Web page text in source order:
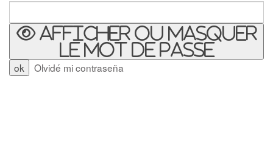
Afficher ou masquer
le mot de passe
Olvidé mi contraseña